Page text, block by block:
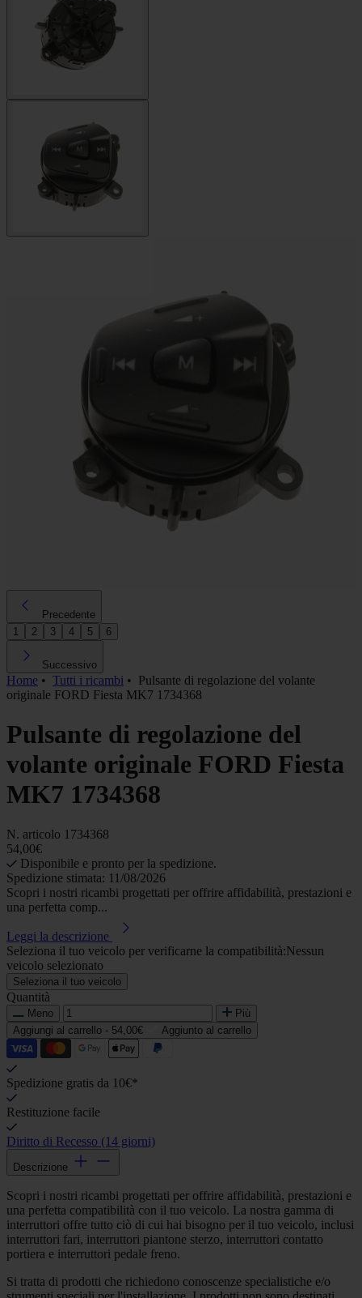
Precedente
1
2 3 4 5 6
Successivo
Home • Tutti i ricambi • Pulsante di regolazione del volante
originale FORD Fiesta MK7 1734368
Pulsante di regolazione del
volante originale FORD Fiesta
MK7 1734368
N. articolo 1734368
54,00€
Disponibile e pronto per la spedizione.
Spedizione stimata: 11/08/2026
Scopri i nostri ricambi progettati per offrire affidabilità, prestazioni e
una perfetta comp...
Leggi la descrizione
Seleziona il tuo veicolo per verificarne la compatibilità:Nessun
veicolo selezionato
Seleziona il tuo veicolo
Quantità
Meno
Più
Aggiungi al carrello - 54,00€ Aggiunto al carrello
Spedizione gratis da 10€*
Restituzione facile
Diritto di Recesso (14 giorni)
Descrizione
Scopri i nostri ricambi progettati per offrire affidabilità, prestazioni e
una perfetta compatibilità con il tuo veicolo. La nostra gamma di
interruttori offre tutto ciò di cui hai bisogno per il tuo veicolo, inclusi
interruttori fari, interruttori piantone sterzo, interruttori contatto
portiera e interruttori pedale freno.
Si tratta di prodotti che richiedono conoscenze specialistiche e/o